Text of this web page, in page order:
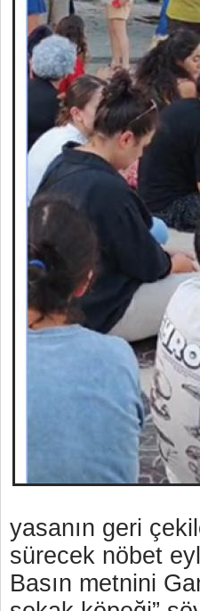
yasanın geri
sürecek nöbet
Basın metnini